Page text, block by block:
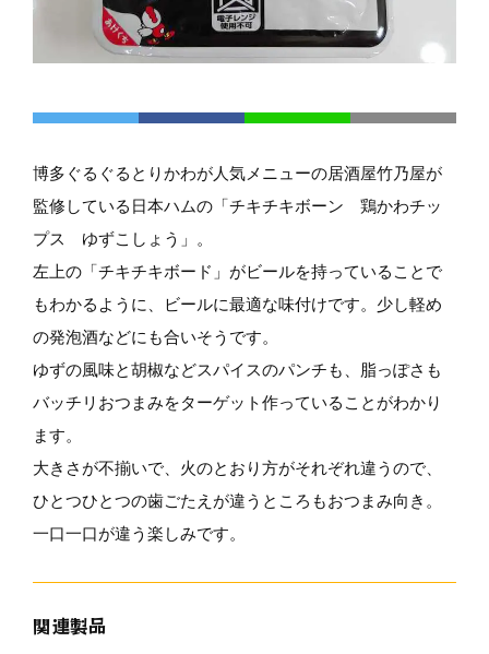
博多ぐるぐるとりかわが人気メニューの居酒屋竹乃屋が
監修している日本ハムの「チキチキボーン 鶏かわチッ
プス ゆずこしょう」。
左上の「チキチキボード」がビールを持っていることで
もわかるように、ビールに最適な味付けです。少し軽め
の発泡酒などにも合いそうです。
ゆずの風味と胡椒などスパイスのパンチも、脂っぽさも
バッチリおつまみをターゲット作っていることがわかり
ます。
大きさが不揃いで、火のとおり方がそれぞれ違うので、
ひとつひとつの歯ごたえが違うところもおつまみ向き。
一口一口が違う楽しみです。
関連製品